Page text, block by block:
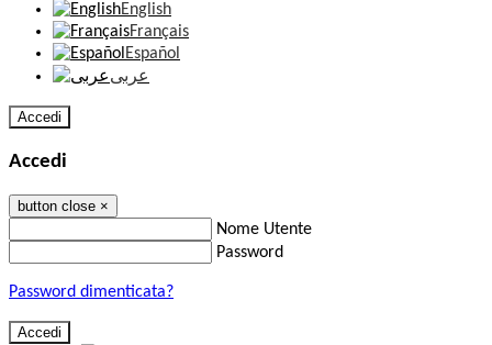
English
Français
Español
عربى
Accedi
Accedi
button close ×
Nome Utente
Password
Password dimenticata?